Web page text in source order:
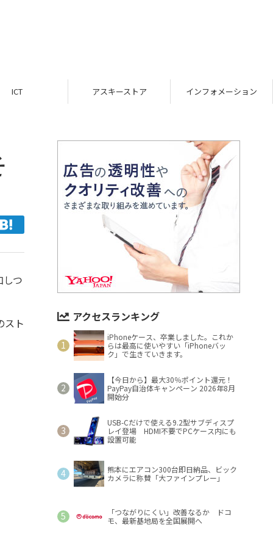
ICT アスキーストア インフォメーション
つ
スト アクセスランキング
iPhoneケース、卒業しました。これか
らは最高に使いやすい「iPhoneバッ
ク」で生きていきます。
【今日から】最大30％ポイント還元！
PayPay自治体キャンペーン 2026年8月
開始分
USB-Cだけで使える9.2型サブディスプ
レイ登場 HDMI不要でPCケース内にも
設置可能
熊本にエアコン300台即日納品、ビック
カメラに称賛「大ファインプレー」
「つながりにくい」改善なるか ドコ
モ、最新基地局を全国展開へ